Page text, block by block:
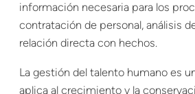
información necesaria para los
contratación de personal, análisis
relación directa con hechos.
La gestión del talento humano es
aplica al crecimiento y la